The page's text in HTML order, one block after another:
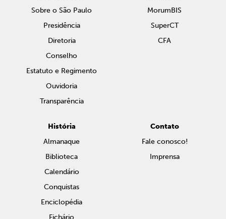
Sobre o São Paulo
Presidência
Diretoria
Conselho
Estatuto e Regimento
Ouvidoria
Transparência
MorumBIS
SuperCT
CFA
História
Almanaque
Biblioteca
Calendário
Conquistas
Enciclopédia
Fichário
Contato
Fale conosco!
Imprensa